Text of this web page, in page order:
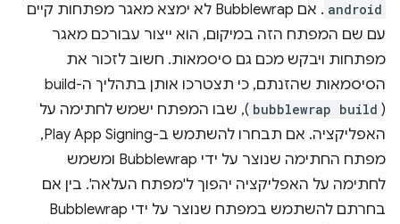
android
. אם Bubblewrap לא ימצא מאגר מפתחות קיים
עם שם המפתח הזה במיקום, הוא ייצור עבורכם מאגר
מפתחות ויבקש מכם גם סיסמאות. חשוב לזכור את
הסיסמאות שהזנתם, כי תצטרכו אותן בתהליך ה-build
(
bubblewrap build ), שבו המפתח ישמש לחתימה על
האפליקציה. אם תבחרו להשתמש ב-Play App Signing,
מפתח החתימה שנוצר על ידי Bubblewrap ומשמש
לחתימה על האפליקציה יהפוך ל'מפתח העלאה'. בין אם
בחרתם להשתמש במפתח שנוצר על ידי Bubblewrap